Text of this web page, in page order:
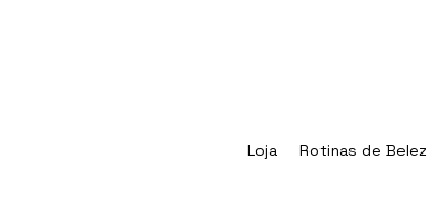
Loja Rotinas de